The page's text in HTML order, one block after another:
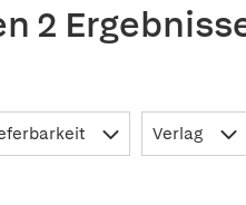
2
Verlag